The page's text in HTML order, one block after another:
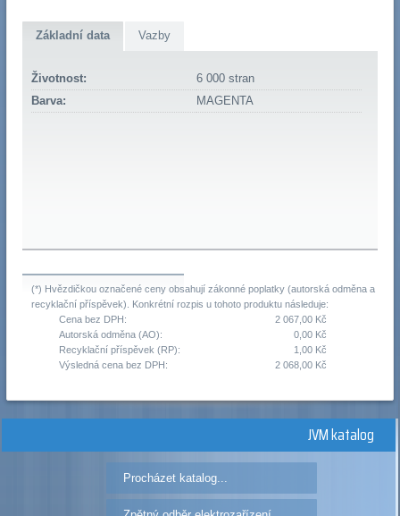
Základní data Vazby
Životnost:
6 000 stran
Barva:
MAGENTA
(*) Hvězdičkou označené ceny obsahují zákonné poplatky (autorská odměna a
recyklační příspěvek). Konkrétní rozpis u tohoto produktu následuje:
Cena bez DPH:
2 067,00 Kč
Autorská odměna (AO):
0,00 Kč
Recyklační příspěvek (RP):
1,00 Kč
Výsledná cena bez DPH:
2 068,00 Kč
JVM katalog
Procházet katalog...